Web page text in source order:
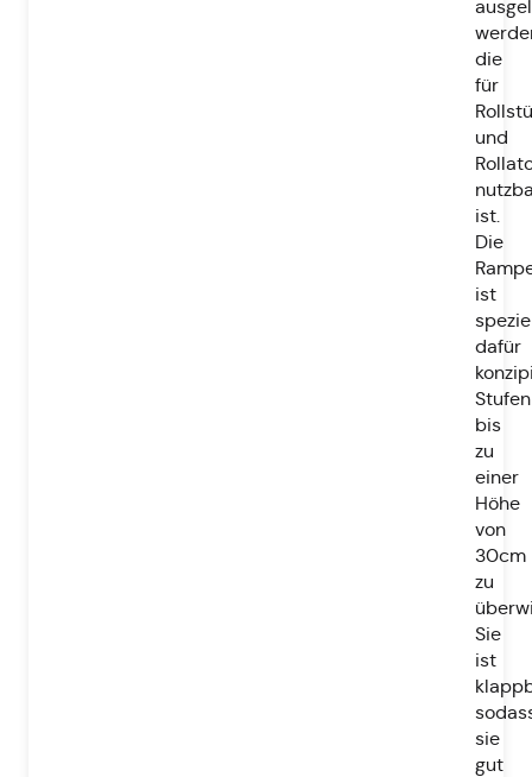
die
für
und
ist.
Die
ist
dafür
Stufen
bis
zu
einer
Höhe
von
30cm
zu
Sie
ist
sie
gut